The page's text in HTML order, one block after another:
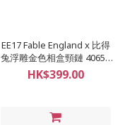
EE17 Fable England x 比得
兔浮雕金色相盒頸鏈 40657
072326
HK$399.00